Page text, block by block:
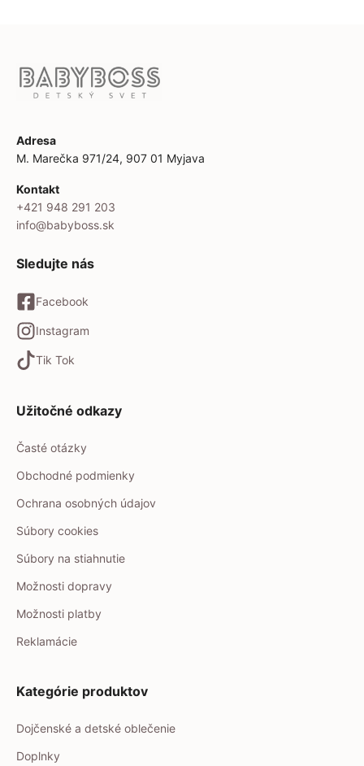
Adresa
M. Marečka 971/24, 907 01 Myjava
Kontakt
+421 948 291 203
info@babyboss.sk
Sledujte nás
Facebook
Instagram
Tik Tok
Užitočné odkazy
Časté otázky
Obchodné podmienky
Ochrana osobných údajov
Súbory cookies
Súbory na stiahnutie
Možnosti dopravy
Možnosti platby
Reklamácie
Kategórie produktov
Dojčenské a detské oblečenie
Doplnky